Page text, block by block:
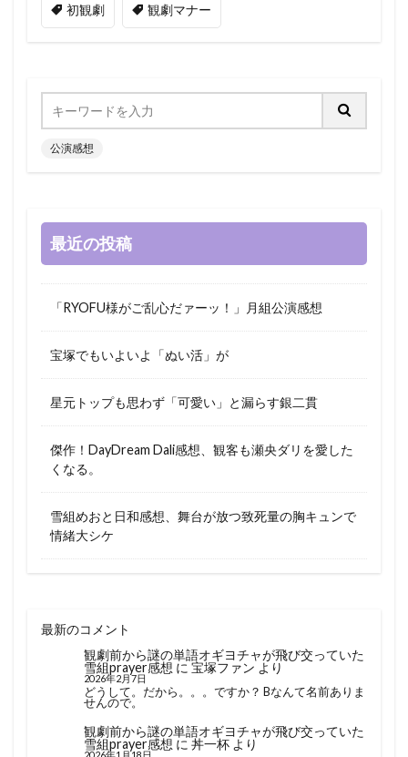
初観劇 観劇マナー
公演感想
最近の投稿
「RYOFU様がご乱心だァーッ！」月組公演感想
宝塚でもいよいよ「ぬい活」が
星元トップも思わず「可愛い」と漏らす銀二貫
傑作！DayDream Dali感想、観客も瀬央ダリを愛した
くなる。
雪組めおと日和感想、舞台が放つ致死量の胸キュンで
情緒大シケ
最新のコメント
観劇前から謎の単語オギヨチャが飛び交っていた
雪組prayer感想 に 宝塚ファン より
2026年2月7日
どうして。だから。。。ですか？ Bなんて名前ありま
せんので。
観劇前から謎の単語オギヨチャが飛び交っていた
雪組prayer感想 に 丼一杯より
2026年1月18日